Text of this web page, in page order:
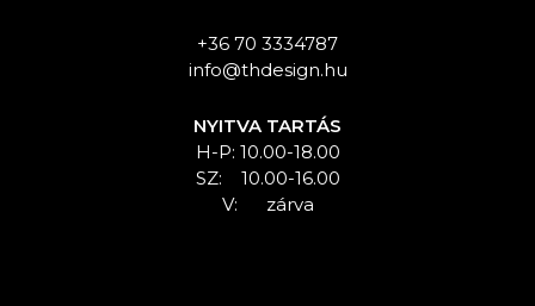
+36 70 3334787
info@thdesign.hu
NYITVA TARTÁS
H-P: 10.00-18.00
SZ: 10.00-16.00
V: zárva